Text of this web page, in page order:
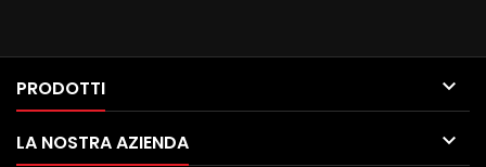
PRODOTTI 
LA NOSTRA AZIENDA 